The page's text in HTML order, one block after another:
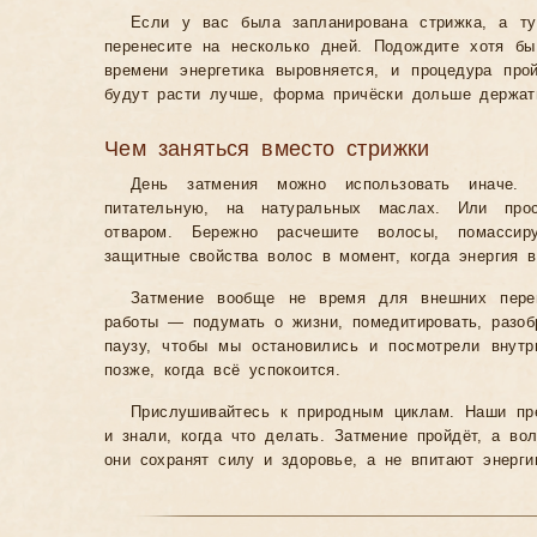
Если у вас была запланирована стрижка, а
перенесите на несколько дней. Подождите хотя
времени энергетика выровняется, и процедура
будут расти лучше, форма причёски дольше
Чем заняться вместо стрижки
День затмения можно использовать
питательную, на натуральных маслах. Или
отваром. Бережно расчешите волосы,
защитные свойства волос в момент, когда энергия
Затмение вообще не время для внешних
работы — подумать о жизни, помедитировать,
паузу, чтобы мы остановились и посмотрели
позже, когда всё успокоится.
Прислушивайтесь к природным циклам. Наши
и знали, когда что делать. Затмение пройдёт, а
они сохранят силу и здоровье, а не впитают